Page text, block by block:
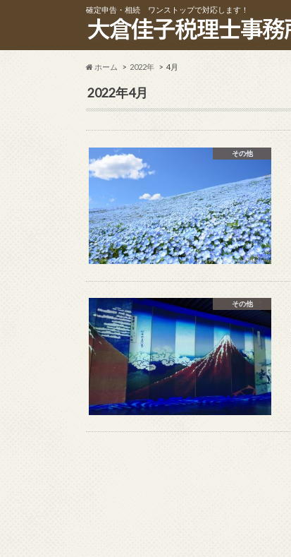
確定申告・相続 ワンストップで対応します！
ホーム 2022年 4月
2022年4月
その他
その他